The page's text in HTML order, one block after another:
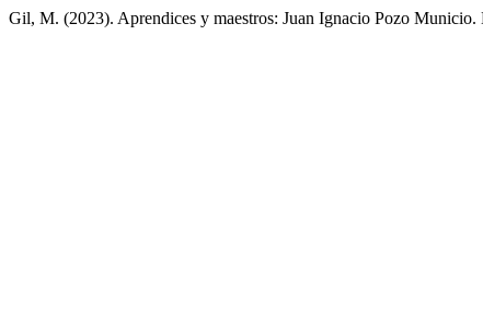
Gil, M. (2023). Aprendices y maestros: Juan Ignacio Pozo Municio.